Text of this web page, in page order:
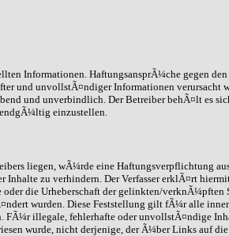
HaftungsansprÃ¼che gegen den
und unvollstÃ¤ndiger Informationen verursacht
und unverbindlich. Der Betreiber behÃ¤lt es
einzustellen.
liegen, wÃ¼rde eine Haftungsverpflichtung
zu verhindern. Der Verfasser erklÃ¤rt
die Urheberschaft der gelinkten/verknÃ¼pften
wurden. Diese Feststellung gilt fÃ¼r alle
illegale, fehlerhafte oder unvollstÃ¤ndige
wurde, nicht derjenige, der Ã¼ber Links auf